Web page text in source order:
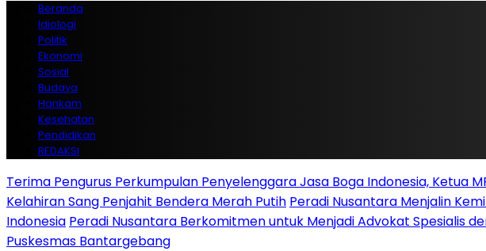
Beranda
Idiologi
Politik
Ekonomi
Sosial
Budaya
Hankam
Kesehatan
Pendidikan
REDAKSI
Terima Pengurus Perkumpulan Penyelenggara Jasa Boga Indonesia, Ketua
Kelahiran Sang Penjahit Bendera Merah Putih Peradi Nusantara Menjalin
Indonesia Peradi Nusantara Berkomitmen untuk Menjadi Advokat Spesialis
Puskesmas Bantargebang